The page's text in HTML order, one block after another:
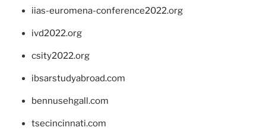
iias-euromena-conference2022.org
ivd2022.org
csity2022.org
ibsarstudyabroad.com
bennusehgall.com
tsecincinnati.com